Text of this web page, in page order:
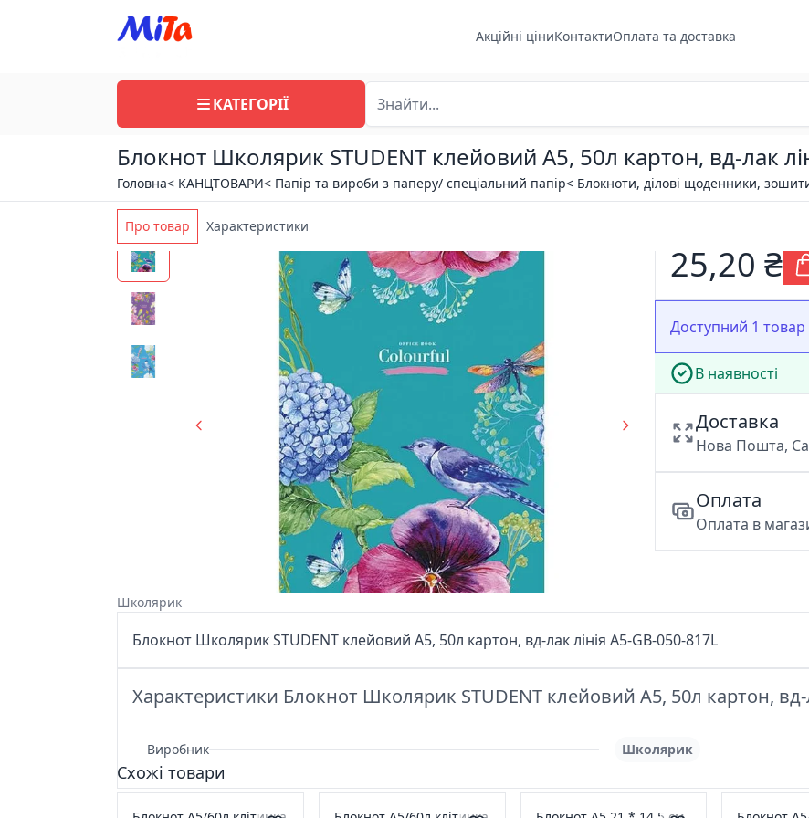
Акційні ціниКонтактиОплата та доставка
КАТЕГОРІЇ
Блокнот Школярик STUDENT клейовий А5, 50л картон, вд-лак
Головна< КАНЦТОВАРИ< Папір та вироби з паперу/ спеціальний папір< Блокноти, ділові щоденники,
Про товар Характеристики
Школярик
25,20 ₴
Доступний 1 товар
В наявності
Доставка
Нова Пошта,
Оплата
Оплата в
Блокнот Школярик STUDENT клейовий А5, 50л картон, вд-лак лінія A5-GB-050-817L
Характеристики Блокнот Школярик STUDENT клейовий А5, 50л картон, вд-
Виробник Школярик
Схожі товари